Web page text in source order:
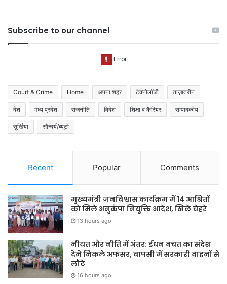
Subscribe to our channel
Court & Crime Home अपना शहर टेक्नोलॉजी ताज़ातरीन
देश मध्य प्रदेश राजनीति विदेश शिक्षा व कैरियर सम्पादकीय
सुर्खिया सौन्दर्य/ब्यूटी
Recent Popular Comments
मुख्यमंत्री जनविश्वास कार्यक्रम में 14 आश्रितों
को मिले अनुकंपा नियुक्ति आदेश, खिले चेहरे
13 hours ago
नीयत और नीति में अंतर: ईंधन बचत का संदेश
देने निकले अफसर, वापसी में सरकारी वाहनों से
लौटे
16 hours ago